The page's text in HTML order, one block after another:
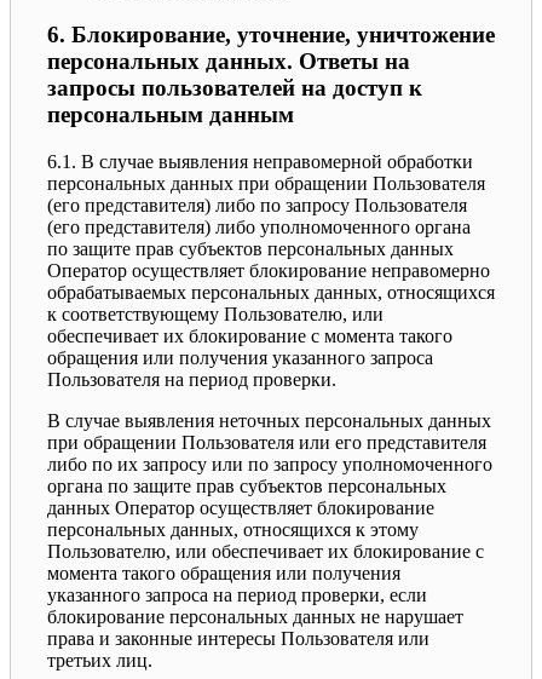
6. Блокирование, уточнение, уничтожение
персональных данных. Ответы на
запросы пользователей на доступ к
персональным данным
6.1. В случае выявления неправомерной обработки
персональных данных при обращении Пользователя
(его представителя) либо по запросу Пользователя
(его представителя) либо уполномоченного органа
по защите прав субъектов персональных данных
Оператор осуществляет блокирование неправомерно
обрабатываемых персональных данных, относящихся
к соответствующему Пользователю, или
обеспечивает их блокирование с момента такого
обращения или получения указанного запроса
Пользователя на период проверки.
В случае выявления неточных персональных данных
при обращении Пользователя или его представителя
либо по их запросу или по запросу уполномоченного
органа по защите прав субъектов персональных
данных Оператор осуществляет блокирование
персональных данных, относящихся к этому
Пользователю, или обеспечивает их блокирование с
момента такого обращения или получения
указанного запроса на период проверки, если
блокирование персональных данных не нарушает
права и законные интересы Пользователя или
третьих лиц.